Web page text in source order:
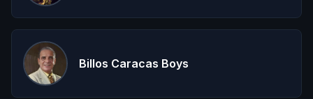
Billos Caracas Boys